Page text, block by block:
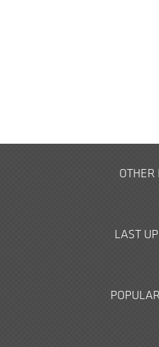
OTHER
LAST